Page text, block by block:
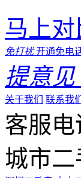
马上对
免打扰 开通免电
提意见
关于我们 联系我们
客服电
城市二